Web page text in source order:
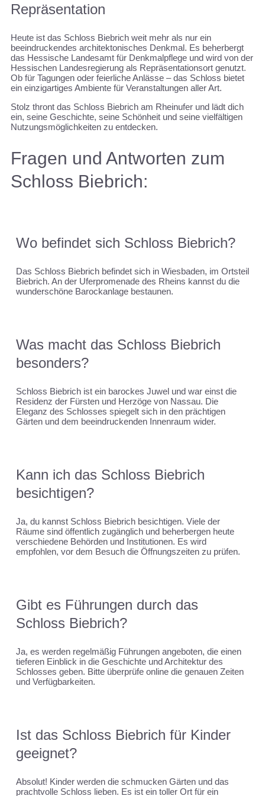
Repräsentation
Heute ist das Schloss Biebrich weit mehr als nur ein
beeindruckendes architektonisches Denkmal. Es beherbergt
das Hessische Landesamt für Denkmalpflege und wird von der
Hessischen Landesregierung als Repräsentationsort genutzt.
Ob für Tagungen oder feierliche Anlässe – das Schloss bietet
ein einzigartiges Ambiente für Veranstaltungen aller Art.
Stolz thront das Schloss Biebrich am Rheinufer und lädt dich
ein, seine Geschichte, seine Schönheit und seine vielfältigen
Nutzungsmöglichkeiten zu entdecken.
Fragen und Antworten zum
Schloss Biebrich:
Wo befindet sich Schloss Biebrich?
Das Schloss Biebrich befindet sich in Wiesbaden, im Ortsteil
Biebrich. An der Uferpromenade des Rheins kannst du die
wunderschöne Barockanlage bestaunen.
Was macht das Schloss Biebrich
besonders?
Schloss Biebrich ist ein barockes Juwel und war einst die
Residenz der Fürsten und Herzöge von Nassau. Die
Eleganz des Schlosses spiegelt sich in den prächtigen
Gärten und dem beeindruckenden Innenraum wider.
Kann ich das Schloss Biebrich
besichtigen?
Ja, du kannst Schloss Biebrich besichtigen. Viele der
Räume sind öffentlich zugänglich und beherbergen heute
verschiedene Behörden und Institutionen. Es wird
empfohlen, vor dem Besuch die Öffnungszeiten zu prüfen.
Gibt es Führungen durch das
Schloss Biebrich?
Ja, es werden regelmäßig Führungen angeboten, die einen
tieferen Einblick in die Geschichte und Architektur des
Schlosses geben. Bitte überprüfe online die genauen Zeiten
und Verfügbarkeiten.
Ist das Schloss Biebrich für Kinder
geeignet?
Absolut! Kinder werden die schmucken Gärten und das
prachtvolle Schloss lieben. Es ist ein toller Ort für ein